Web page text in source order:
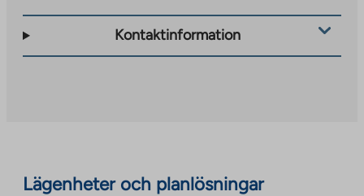
takes
in
Kontaktinformation
Lägenheter och planlösningar